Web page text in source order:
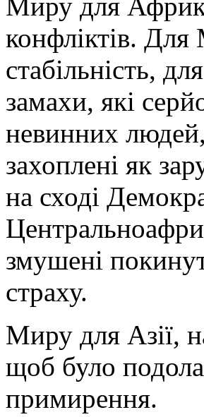
конфліктів.
стабільність,
замахи, які
невинних
захоплені як
на сході
змушені
страху.
Миру для Азії,
щоб було
примирення.